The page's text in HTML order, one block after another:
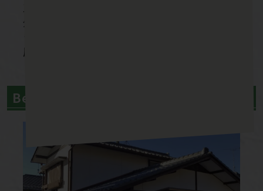
工事完了後の外観です。
外壁は金属サイディングでカバーさせていただ
屋根は葺き替えました。
Before